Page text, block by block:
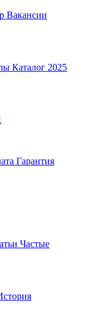
Вакансии
Каталог 2025
Гарантия
Частые